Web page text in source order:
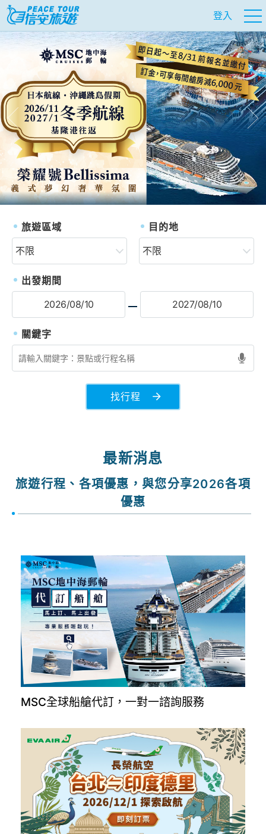
登入
往前 往
旅遊區域 目的地
出發期間
找行程
最新消息
旅遊行程、各項優惠，與您分享2026各項
優惠
MSC全球船艙代訂，一對一諮詢服務